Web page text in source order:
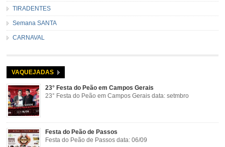
TIRADENTES
Semana SANTA
CARNAVAL
VAQUEJADAS
23° Festa do Peão em Campos Gerais
23° Festa do Peão em Campos Gerais data: setmbro
Festa do Peão de Passos
Festa do Peão de Passos data: 06/09